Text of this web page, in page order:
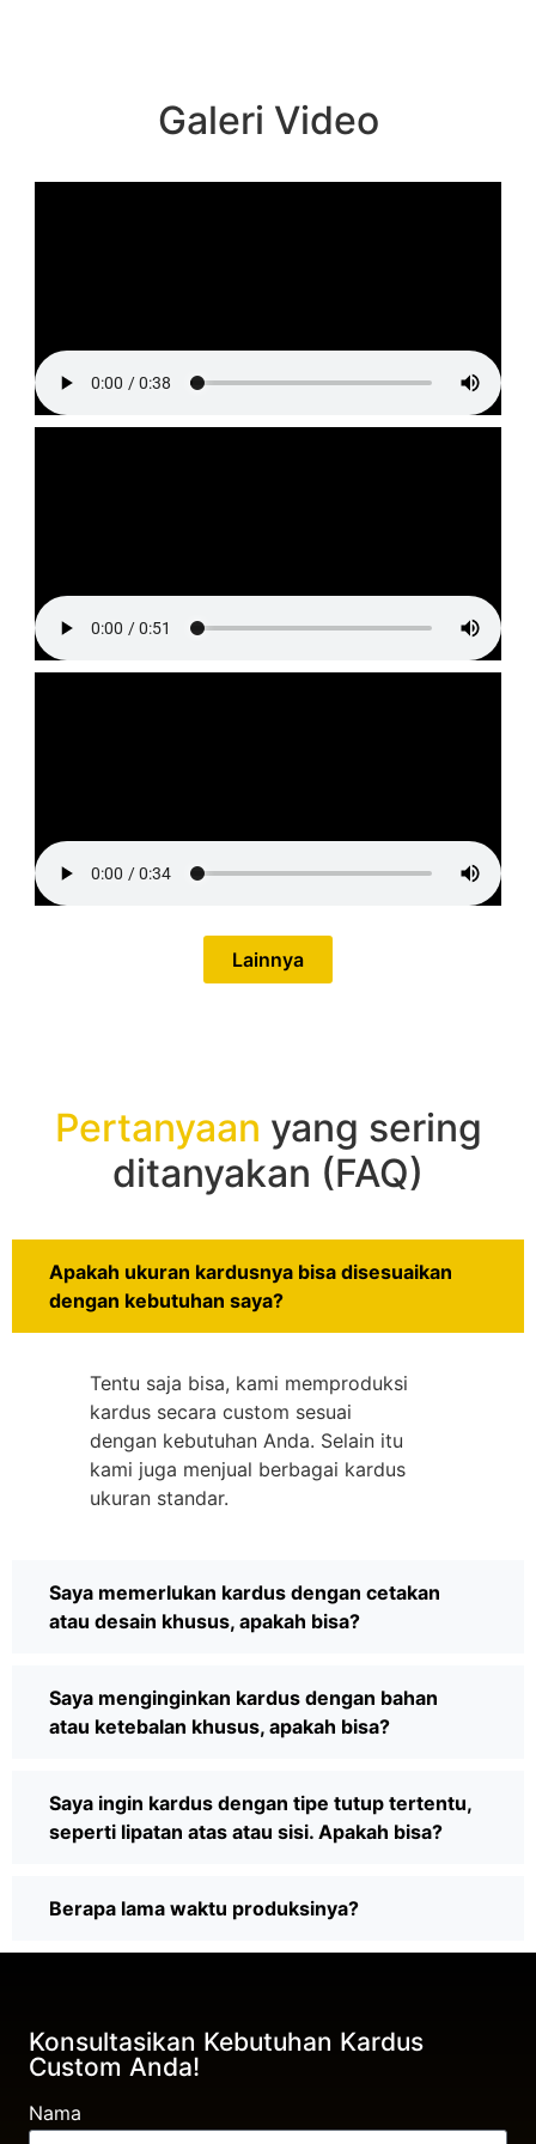
Galeri Video
Lainnya
Pertanyaan yang sering
ditanyakan (FAQ)
Apakah ukuran kardusnya bisa disesuaikan
dengan kebutuhan saya?
Tentu saja bisa, kami memproduksi
kardus secara custom sesuai
dengan kebutuhan Anda. Selain itu
kami juga menjual berbagai kardus
ukuran standar.
Saya memerlukan kardus dengan cetakan
atau desain khusus, apakah bisa?
Saya menginginkan kardus dengan bahan
atau ketebalan khusus, apakah bisa?
Saya ingin kardus dengan tipe tutup tertentu,
seperti lipatan atas atau sisi. Apakah bisa?
Berapa lama waktu produksinya?
Konsultasikan Kebutuhan Kardus
Custom Anda!
Nama